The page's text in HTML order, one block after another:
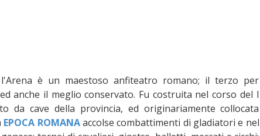
è un maestoso anfiteatro romano; il terzo per
anche il meglio conservato. Fu costruita nel corso del I
da cave della provincia, ed originariamente collocata
EPOCA ROMANAaccolse combattimenti di gladiatori e nel